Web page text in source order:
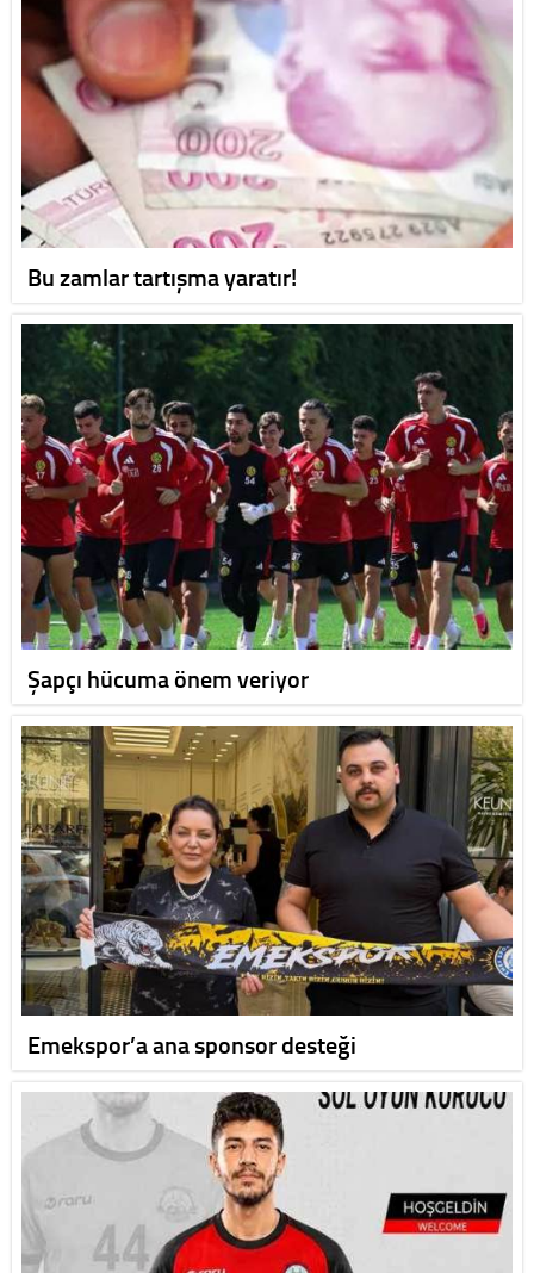
Bu zamlar tartışma yaratır!
Şapçı hücuma önem veriyor
Emekspor’a ana sponsor desteği